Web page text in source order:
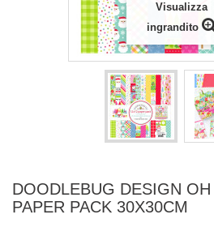
Visualizza
ingrandito
DOODLEBUG DESIGN
PAPER PACK 30X30CM